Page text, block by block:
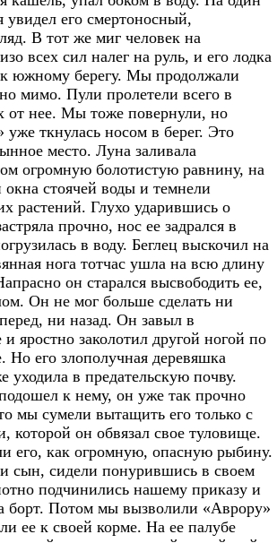
увидел его смертоносный,
В тот же миг человек на
всех сил налег на руль, и его лодка
к южному берегу. Мы продолжали
мимо. Пули пролетели всего в
от нее. Мы тоже повернули, но
уже ткнулась носом в берег. Это
место. Луна заливала
огромную болотистую равнину, на
окна стоячей воды и темнели
растений. Глухо ударившись о
прочно, нос ее задрался в
в воду. Беглец выскочил на
нога тотчас ушла на всю длину
он старался высвободить ее,
Он не мог больше сделать ни
ни назад. Он завыл в
и яростно заколотил другой ногой по
Но его злополучная деревяшка
уходила в предательскую почву.
к нему, он уже так прочно
мы сумели вытащить его только с
которой он обвязал свое туловище.
его, как огромную, опасную рыбину.
сын, сидели понурившись в своем
подчинились нашему приказу и
борт. Потом мы вызволили «Аврору»
ее к своей корме. На ее палубе